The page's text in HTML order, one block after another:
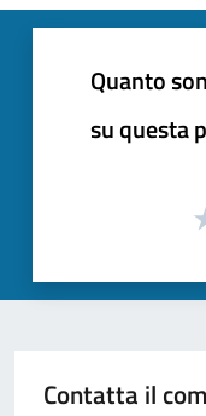
Quanto
su questa
Contatta il